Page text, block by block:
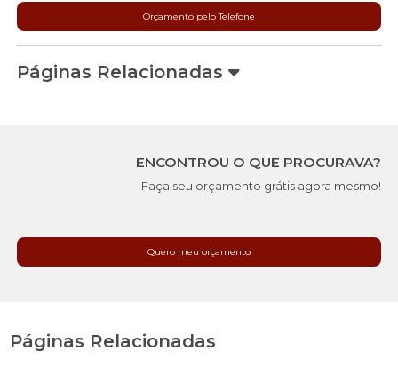
Orçamento pelo Telefone
Páginas Relacionadas
ENCONTROU O QUE PROCURAVA?
Faça seu orçamento grátis agora mesmo!
Quero meu orçamento
Páginas Relacionadas